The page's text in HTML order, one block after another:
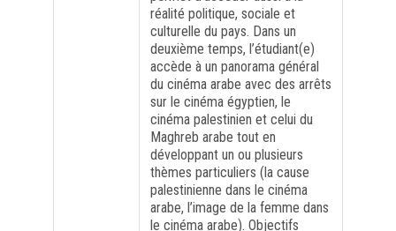
réalité politique, sociale et
culturelle du pays. Dans un
deuxième temps, l’étudiant(e)
accède à un panorama général
du cinéma arabe avec des arrêts
sur le cinéma égyptien, le
cinéma palestinien et celui du
Maghreb arabe tout en
développant un ou plusieurs
thèmes particuliers (la cause
palestinienne dans le cinéma
arabe, l’image de la femme dans
le cinéma arabe). Objectifs